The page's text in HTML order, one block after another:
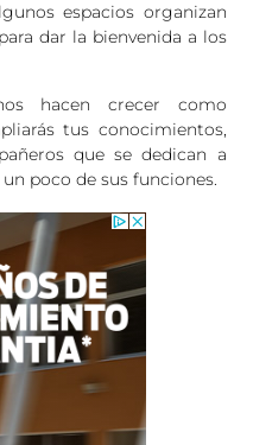
espacios organizan
dar la bienvenida a los
hacen crecer como
tus conocimientos,
que se dedican a
poco de sus funciones.